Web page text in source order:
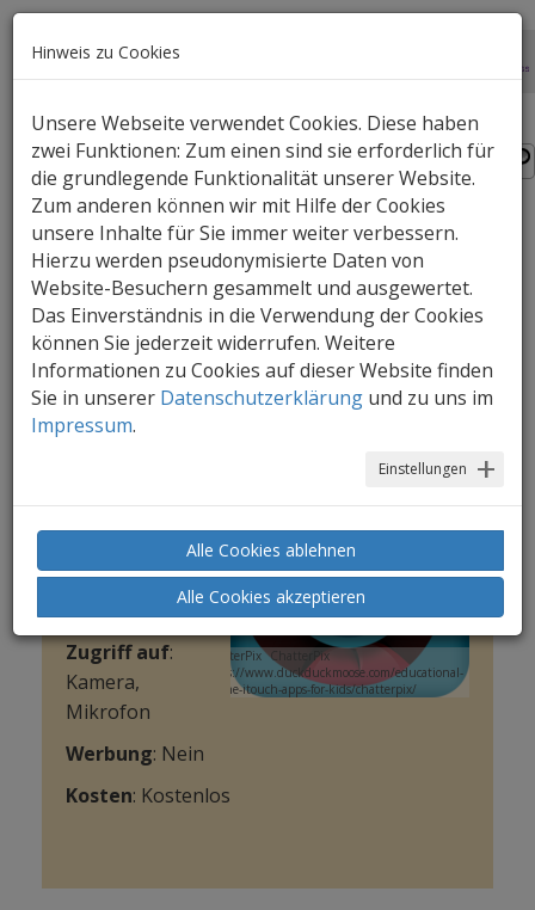
ChatterPix Kids
Wenn Bilder Geschichten erzählen: Objekte
mit animierten Lippenbewegungen zum
Leben erwecken
ChatterPix ChatterPix
https://www.duckduckmoose.com/educational-
iphone-itouch-apps-for-kids/chatterpix/
eines
Erwachsenen
Systeme: iOs,
Zugriff auf:
Kamera,
Mikrofon
Werbung: Nein
Kosten: Kostenlos
Hinweis zu Cookies
Unsere Webseite verwendet Cookies. Diese haben
zwei Funktionen: Zum einen sind sie erforderlich für
die grundlegende Funktionalität unserer Website.
Zum anderen können wir mit Hilfe der Cookies
unsere Inhalte für Sie immer weiter verbessern.
Hierzu werden pseudonymisierte Daten von
Website-Besuchern gesammelt und ausgewertet.
Das Einverständnis in die Verwendung der Cookies
können Sie jederzeit widerrufen. Weitere
Informationen zu Cookies auf dieser Website finden
Sie in unserer Datenschutzerklärung und zu uns im
Impressum.
Einstellungen
Alle Cookies ablehnen
Alle Cookies akzeptieren